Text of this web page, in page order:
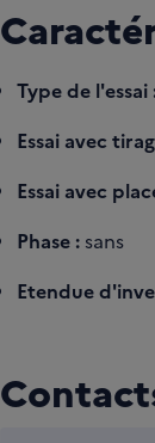
Type de l'essai
Essai avec
Essai avec
Phase : sans
Etendue